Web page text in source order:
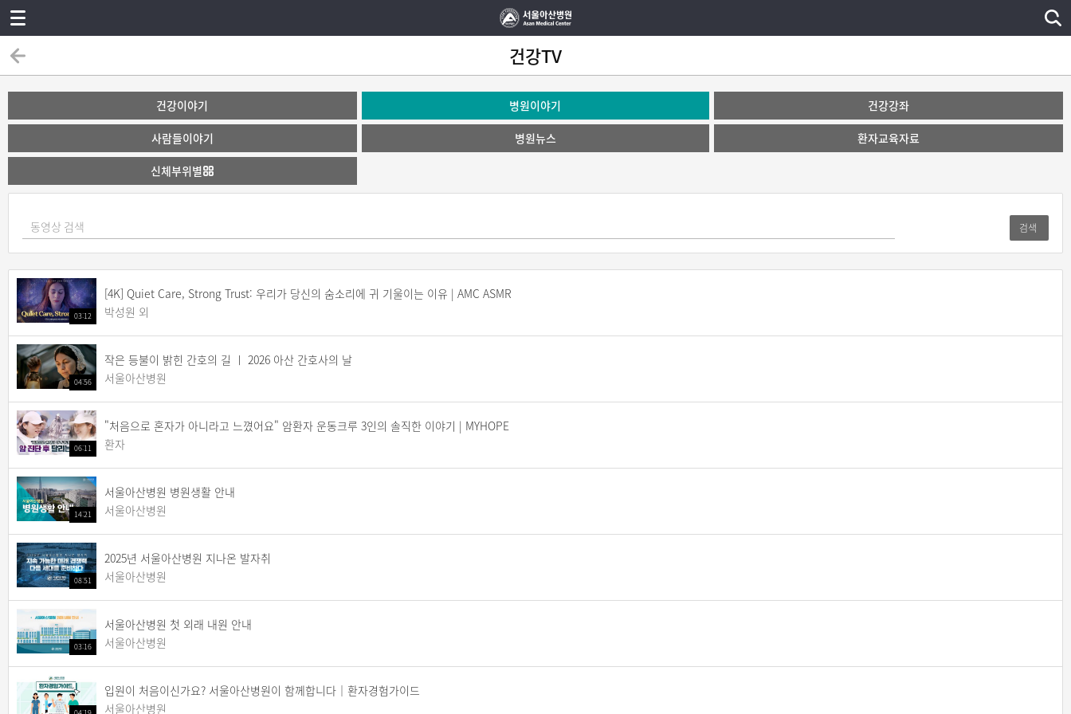
건강TV
건강이야기 병원이야기 건강강좌
사람들이야기 병원뉴스 환자교육자료
신체부위별
검색
03:12
[4K] Quiet Care, Strong Trust: 우리가 당신의 숨소리에 귀 기울이는 이유 | AMC ASMR
박성원 외
04:56
작은 등불이 밝힌 간호의 길 ㅣ 2026 아산 간호사의 날
서울아산병원
06:11
"처음으로 혼자가 아니라고 느꼈어요" 암환자 운동크루 3인의 솔직한 이야기 | MYHOPE
환자
14:21
서울아산병원 병원생활 안내
서울아산병원
08:51
2025년 서울아산병원 지나온 발자취
서울아산병원
03:16
서울아산병원 첫 외래 내원 안내
서울아산병원
입원이 처음이신가요? 서울아산병원이 함께합니다｜환자경험가이드
서울아산병원